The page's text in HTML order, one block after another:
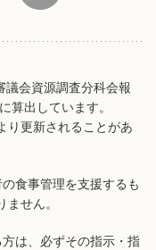
会資源調査分科会報
算出しています。
り更新されることがあ
食事管理を支援するも
せん。
は、必ずその指示・指